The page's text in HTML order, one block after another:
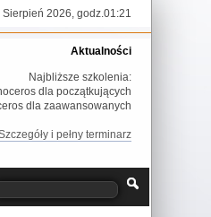
Sierpień 2026, godz.01:21
Aktualności
Najbliższe szkolenia:
dla początkujących
dla zaawansowanych
i pełny terminarz